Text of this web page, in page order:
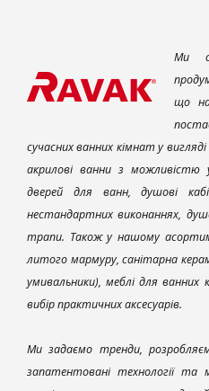
Ми
що
сучасних ванних кімнат у
акрилові ванни з
дверей для ванн, душові
нестандартних виконаннях,
трапи. Також у нашому
литого мармуру, санітарна
умивальники), меблі для
вибір практичних аксесуарів.
Ми задаємо тренди,
запатентовані технології та